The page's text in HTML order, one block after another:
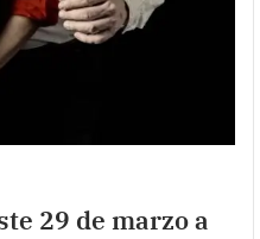
29 de marzo a